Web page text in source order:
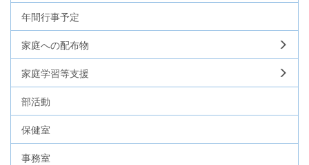
年間行事予定
家庭への配布物
家庭学習等支援
部活動
保健室
事務室